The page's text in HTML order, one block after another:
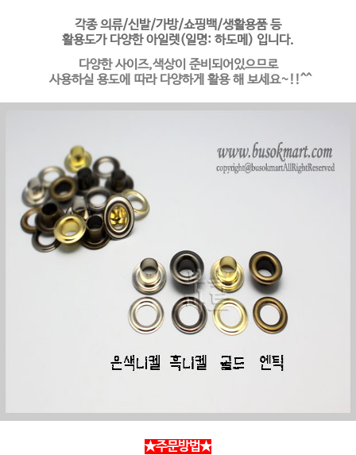
각종 의류/신발/가방/쇼핑백/생활용품 등
활용도가 다양한 아일렛(일명: 하도메) 입니다.
다양한 사이즈,색상이 준비되어있으므로
사용하실 용도에 따라 다양하게 활용 해 보세요~!!^^
★주문방법★